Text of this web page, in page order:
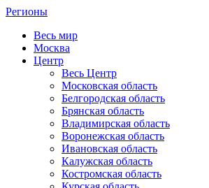
Регионы
Весь мир
Москва
Центр
Весь Центр
Московская область
Белгородская область
Брянская область
Владимирская область
Воронежская область
Ивановская область
Калужская область
Костромская область